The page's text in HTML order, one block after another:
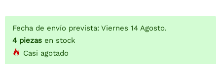
Fecha de envío prevista: Viernes 14 Agosto.
4 piezas en stock
Casi agotado